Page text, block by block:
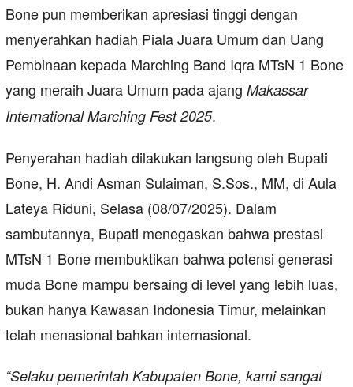
Bone pun memberikan apresiasi tinggi dengan
menyerahkan hadiah Piala Juara Umum dan Uang
Pembinaan kepada Marching Band Iqra MTsN 1 Bone
yang meraih Juara Umum pada ajang Makassar
International Marching Fest 2025.
Penyerahan hadiah dilakukan langsung oleh Bupati
Bone, H. Andi Asman Sulaiman, S.Sos., MM, di Aula
Lateya Riduni, Selasa (08/07/2025). Dalam
sambutannya, Bupati menegaskan bahwa prestasi
MTsN 1 Bone membuktikan bahwa potensi generasi
muda Bone mampu bersaing di level yang lebih luas,
bukan hanya Kawasan Indonesia Timur, melainkan
telah menasional bahkan internasional.
“Selaku pemerintah Kabupaten Bone, kami sangat